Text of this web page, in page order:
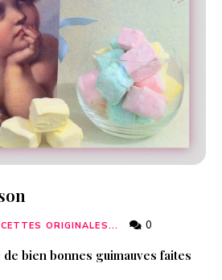
ORIGINALES... 0
bien bonnes guimauves faites